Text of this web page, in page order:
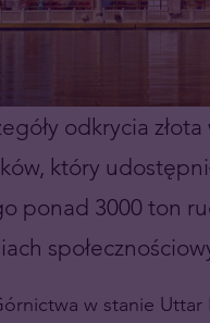
odkrycia
który
ponad 3000 ton
w stanie